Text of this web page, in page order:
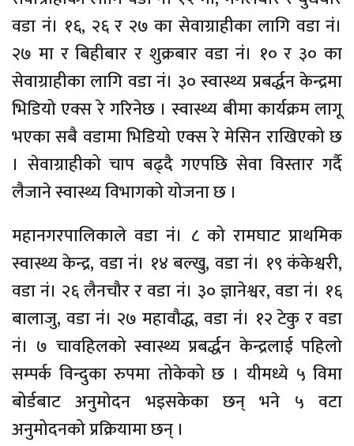
वडा नं। १६, २६ र २७ का सेवाग्राहीका लागि वडा नं।
२७ मा र बिहीबार र शुक्रबार वडा नं। १० र ३० का
सेवाग्राहीका लागि वडा नं। ३० स्वास्थ्य प्रबर्द्धन केन्द्रमा
भिडियो एक्स रे गरिनेछ । स्वास्थ्य बीमा कार्यक्रम लागू
भएका सबै वडामा भिडियो एक्स रे मेसिन राखिएको छ
। सेवाग्राहीको चाप बढ्दै गएपछि सेवा विस्तार गर्दै
लैजाने स्वास्थ्य विभागको योजना छ ।
महानगरपालिकाले वडा नं। ८ को रामघाट प्राथमिक
स्वास्थ्य केन्द्र, वडा नं। १४ बल्खु, वडा नं। १९ कंकेश्वरी,
वडा नं। २६ लैनचौर र वडा नं। ३० ज्ञानेश्वर, वडा नं। १६
बालाजु, वडा नं। २७ महावौद्ध, वडा नं। १२ टेकु र वडा
नं। ७ चावहिलको स्वास्थ्य प्रबर्द्धन केन्द्रलाई पहिलो
सम्पर्क विन्दुका रुपमा तोकेको छ । यीमध्ये ५ विमा
बोर्डबाट अनुमोदन भइसकेका छन् भने ५ वटा
अनुमोदनको प्रक्रियामा छन् ।